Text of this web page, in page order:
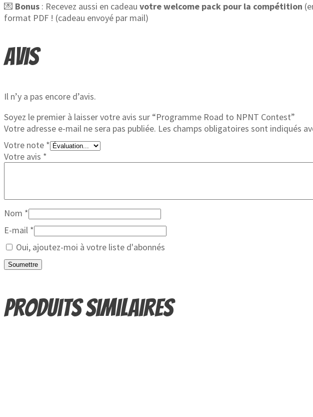
💌 Bonus : Recevez aussi en cadeau votre welcome pack pour la compétition
format PDF ! (cadeau envoyé par mail)
Avis
Il n’y a pas encore d’avis.
Soyez le premier à laisser votre avis sur “Programme Road to NPNT Contest”
Votre adresse e-mail ne sera pas publiée. Les champs obligatoires sont indiqués
Votre note *
Votre avis *
Nom *
E-mail *
Oui, ajoutez-moi à votre liste d'abonnés
Produits similaires